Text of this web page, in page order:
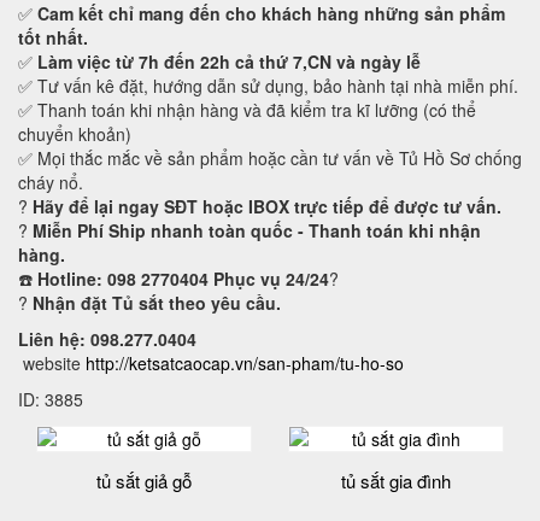
✅ Cam kết chỉ mang đến cho khách hàng những sản phẩm
tốt nhất.
✅ Làm việc từ 7h đến 22h cả thứ 7,CN và ngày lễ
✅ Tư vấn kê đặt, hướng dẫn sử dụng, bảo hành tại nhà miễn phí.
✅ Thanh toán khi nhận hàng và đã kiểm tra kĩ lưỡng (có thể
chuyển khoản)
✅ Mọi thắc mắc về sản phẩm hoặc cần tư vấn về Tủ Hồ Sơ chống
cháy nổ.
? Hãy để lại ngay SĐT hoặc IBOX trực tiếp để được tư vấn.
? Miễn Phí Ship nhanh toàn quốc - Thanh toán khi nhận
hàng.
☎️ Hotline: 098 2770404 Phục vụ 24/24?
? Nhận đặt Tủ sắt theo yêu cầu.
Liên hệ: 098.277.0404
website http://ketsatcaocap.vn/san-pham/tu-ho-so
ID: 3885
tủ sắt giả gỗ tủ sắt gia đình